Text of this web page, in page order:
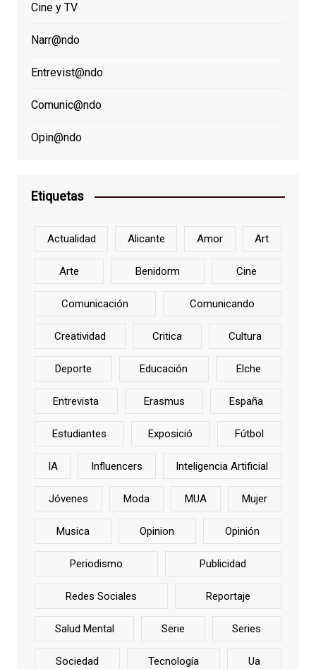
Cine y TV
Narr@ndo
Entrevist@ndo
Comunic@ndo
Opin@ndo
Etiquetas
Actualidad Alicante Amor Art
Arte Benidorm Cine
Comunicación Comunicando
Creatividad Critica Cultura
Deporte Educación Elche
Entrevista Erasmus España
Estudiantes Exposició Fútbol
IA Influencers Inteligencia Artificial
Jóvenes Moda MUA Mujer
Musica Opinion Opinión
Periodismo Publicidad
Redes Sociales Reportaje
Salud Mental Serie Series
Sociedad Tecnología Ua